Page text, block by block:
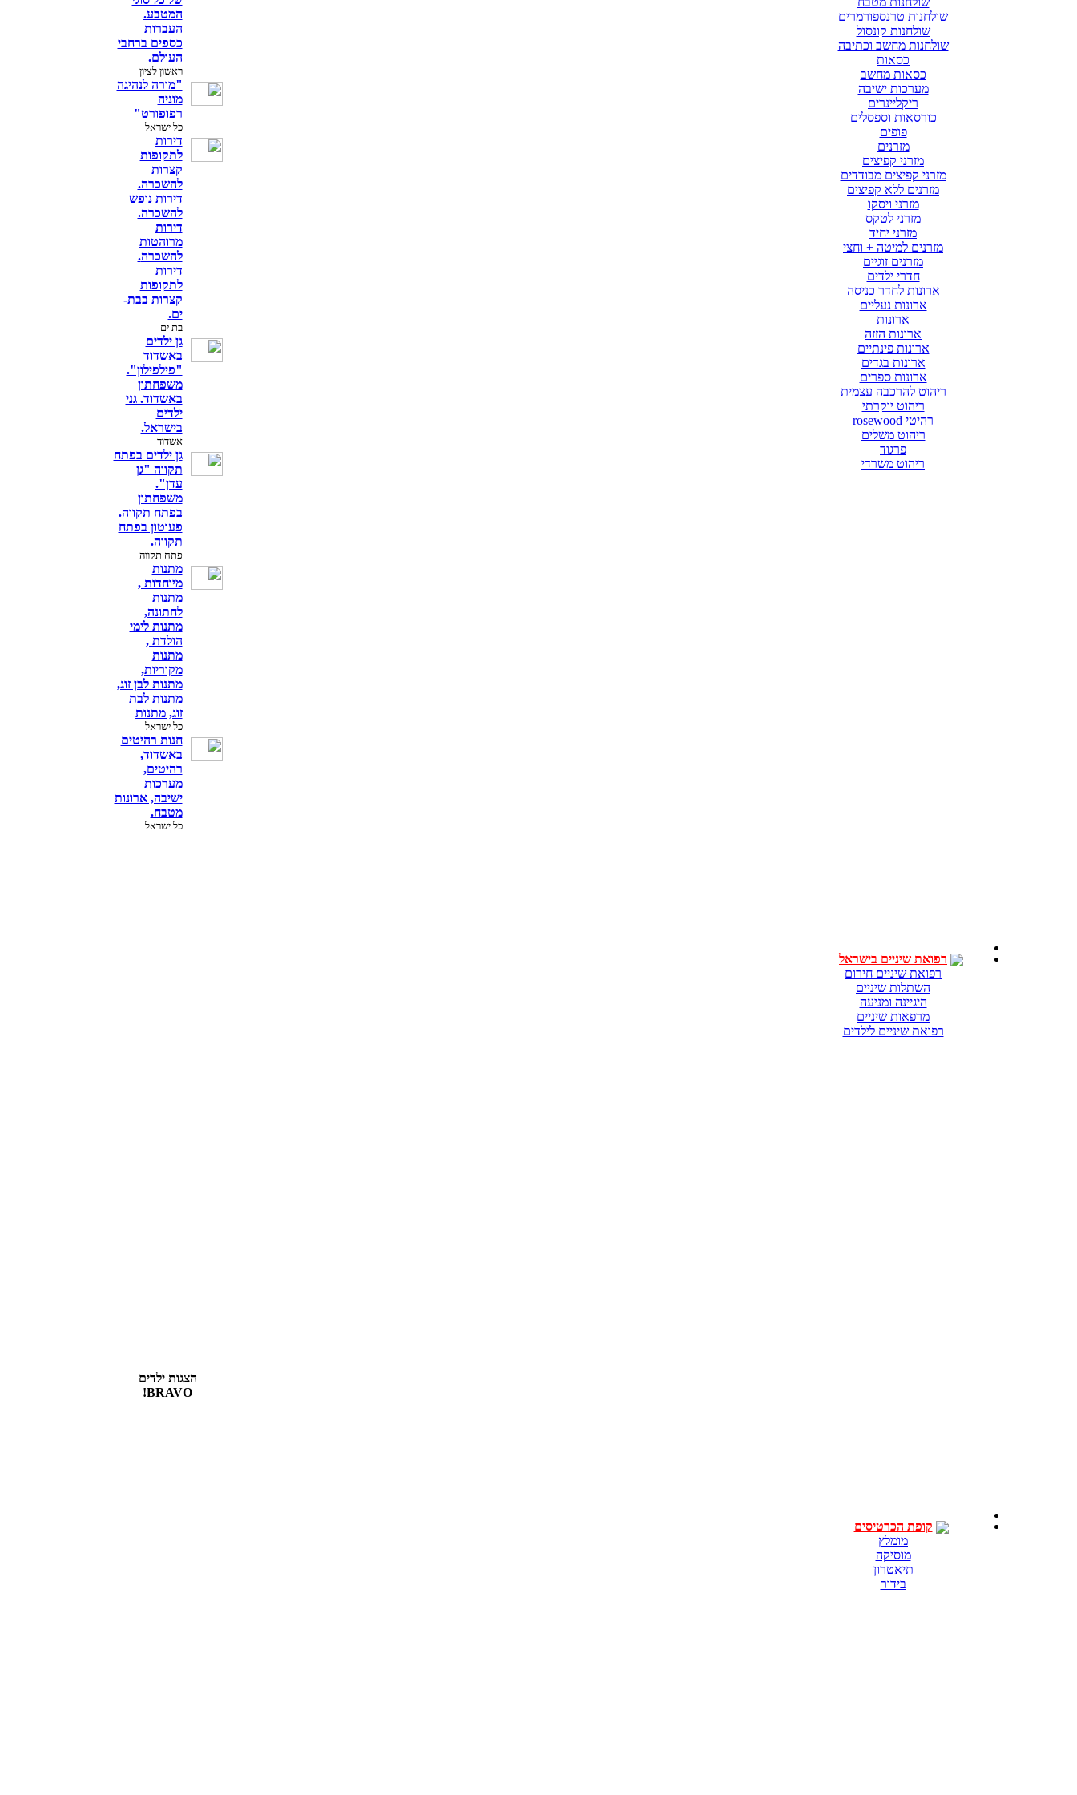
שולחנות טרנספורמרים
שולחנות קונסול
שולחנות מחשב וכתיבה
כסאות
כסאות מחשב
מערכות ישיבה
ריקליינרים
כורסאות וספסלים
פופים
מזרנים
מזרני קפיצים
מזרני קפיצים מבודדים
מזרנים ללא קפיצים
מזרני ויסקו
מזרני לטקס
מזרני יחיד
מזרנים למיטה + וחצי
מזרנים זוגיים
חדרי ילדים
ארונות לחדר כניסה
ארונות נעליים
ארונות
ארונות הזזה
ארונות פינתיים
ארונות בגדים
ארונות ספרים
ריהוט להרכבה עצמית
ריהוט יוקרתי
רהיטי rosewood
ריהוט משלים
פרגוד
ריהוט משרדי
רפואת שיניים בישראל
רפואת שיניים חירום
השתלות שיניים
היגיינה ומניעה
מרפאות שיניים
רפואת שיניים לילדים
קופת הכרטיסים
מומלץ
מוסיקה
תיאטרון
בידור
המטבע.
העברות
כספים ברחבי
העולם.
ראשון לציון
"מורה לנהיגה
מוניה
רפופורט"
כל ישראל
דירות
לתקופות
קצרות
להשכרה.
דירות נופש
להשכרה.
דירות
מרוהטות
להשכרה‎.
דירות
לתקופות
קצרות בבת-
ים.
בת ים
גן ילדים
באשדוד
"פילפילון".
משפחתון
באשדוד. גני
ילדים
בישראל.
אשדוד
גן ילדים בפתח
תקווה "גן
עדן".
משפחתון
בפתח תקווה.
פעוטון בפתח
תקווה.
פתח תקווה
מתנות
מיוחדות ,
מתנות
לחתונה,
מתנות לימי
הולדת ,
מתנות
מקוריות,
מתנות לבן זוג,
מתנות לבת
זוג, מתנות
כל ישראל
חנות רהיטים
באשדוד,
רהיטים,
מערכות
ישיבה, ארונות
מטבח.
כל ישראל
הצגות ילדים
BRAVO!